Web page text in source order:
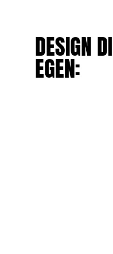
DESIGN
EGEN: